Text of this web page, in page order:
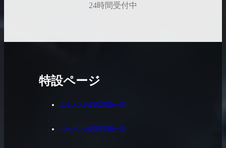
24時間受付中
特設ページ
エルメスの買取実績一覧
バーキンの買取実績一覧